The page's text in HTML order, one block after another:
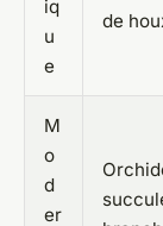
iq
u
e
de
M
o
d
er